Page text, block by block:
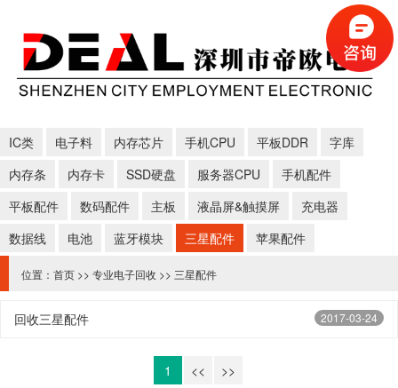
IC类 电子料 内存芯片 手机CPU 平板DDR
字库
内存条
内存卡 SSD硬盘 服务器CPU
手机配件
平板配件
数码配件 主板 液晶屏&触摸屏
充电器
数据线
电池 蓝牙模块 三星配件 苹果配件
位置： 首页 >> 专业电子回收 >> 三星配件
2017-03-24
回收三星配件
1 << >>